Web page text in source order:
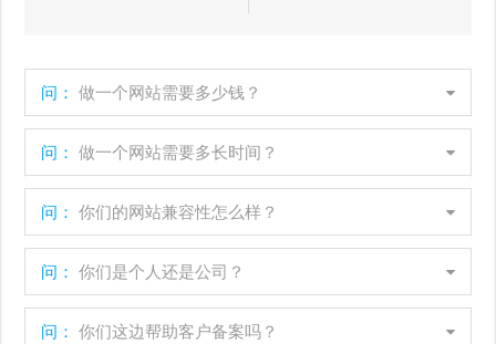
问： 做一个网站需要多少钱？
问： 做一个网站需要多长时间？
问： 你们的网站兼容性怎么样？
问： 你们是个人还是公司？
问： 你们这边帮助客户备案吗？